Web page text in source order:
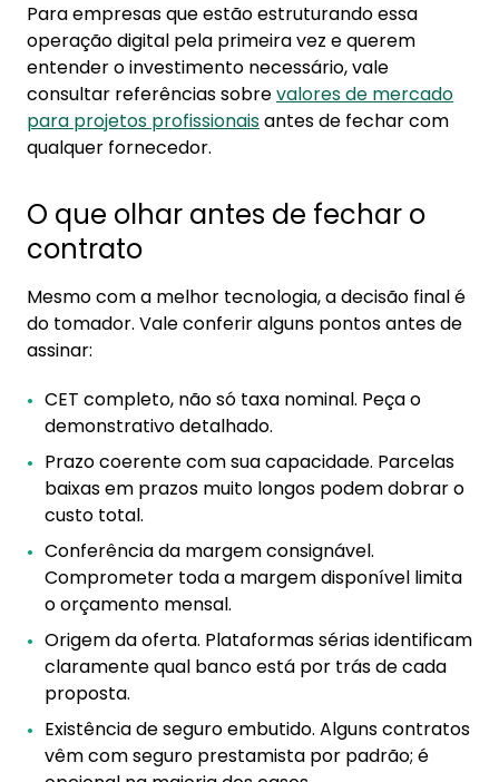
Para empresas que estão estruturando essa
operação digital pela primeira vez e querem
entender o investimento necessário, vale
consultar referências sobrevalores de mercado
para projetos profissionaisantes de fechar com
qualquer fornecedor.
O que olhar antes de fechar o
contrato
Mesmo com a melhor tecnologia, a decisão final é
do tomador. Vale conferir alguns pontos antes de
assinar:
CET completo, não só taxa nominal. Peça o
demonstrativo detalhado.
Prazo coerente com sua capacidade. Parcelas
baixas em prazos muito longos podem dobrar o
custo total.
Conferência da margem consignável.
Comprometer toda a margem disponível limita
o orçamento mensal.
Origem da oferta. Plataformas sérias identificam
claramente qual banco está por trás de cada
proposta.
Existência de seguro embutido. Alguns contratos
vêm com seguro prestamista por padrão; é